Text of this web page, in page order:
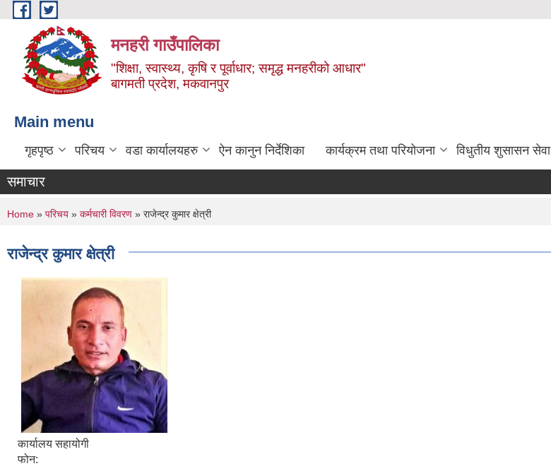
Skip to main content
मनहरी गाउँपालिका
"शिक्षा, स्वास्थ्य, कृषि र पूर्वाधार; समृद्ध मनहरीको आधार"
बागमती प्रदेश, मकवानपुर
Main menu
गृहपृष्ठ परिचय वडा कार्यालयहरु ऐन कानुन निर्देशिका कार्यक्रम तथा परियोजना विधुतीय शुसासन सेवा
समाचार
You are here
Home » परिचय » कर्मचारी विवरण » राजेन्द्र कुमार क्षेत्री
राजेन्द्र कुमार क्षेत्री
कार्यालय सहायोगी
फोन: